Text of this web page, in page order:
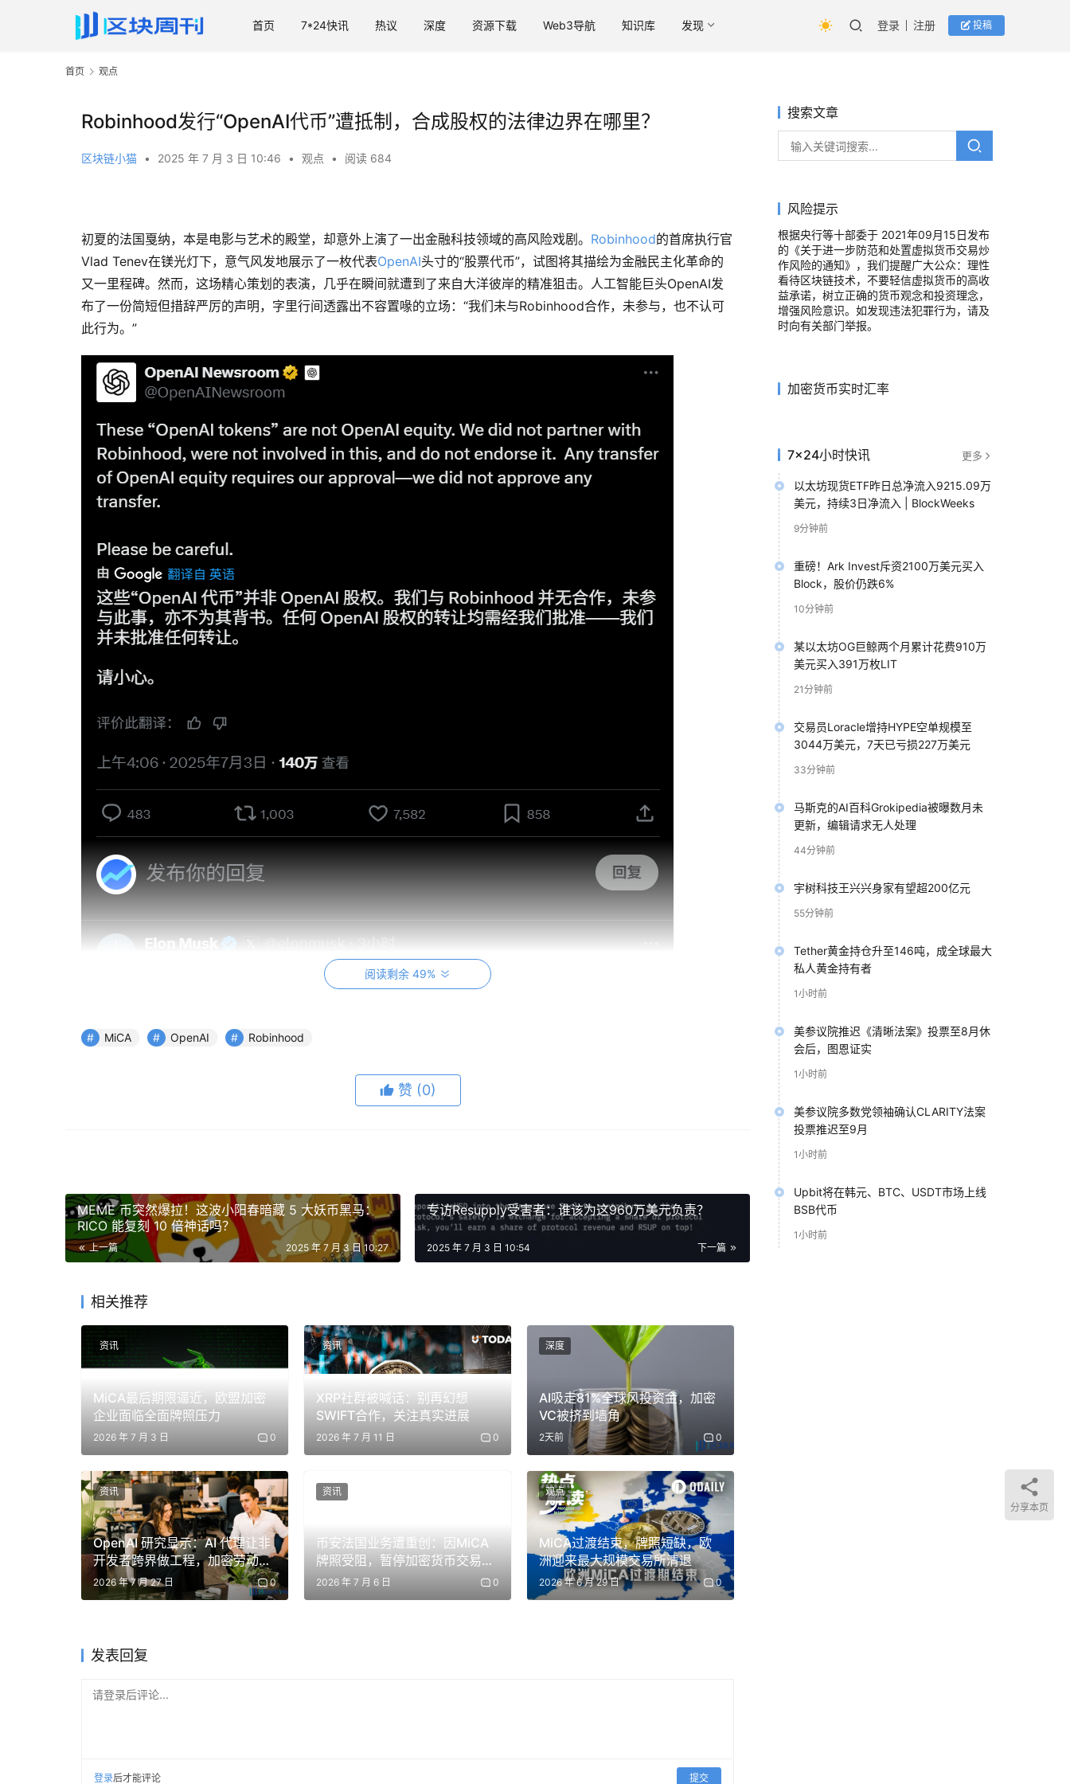
首页 7*24快讯 热议 深度 资源下载 Web3导航 知识库 发现 登录 注册 投稿
首页 观点
Robinhood发行“OpenAI代币”遭抵制，合成股权的法律边界在哪里？
区块链小猫 • 2025 年 7 月 3 日 10:46 • 观点 • 阅读 684
初夏的法国戛纳，本是电影与艺术的殿堂，却意外上演了一出金融科技领域的高风险戏剧。 Robinhood的首席执行官
Vlad Tenev在镁光灯下，意气风发地展示了一枚代表OpenAI头寸的“股票代币”，试图将其描绘为金融民主化革命的
又一里程碑。然而，这场精心策划的表演，几乎在瞬间就遭到了来自大洋彼岸的精准狙击。人工智能巨头OpenAI发
布了一份简短但措辞严厉的声明，字里行间透露出不容置喙的立场：“我们未与Robinhood合作，未参与，也不认可
此行为。”
这并非简单的公关口水战，而是一场深刻的、关乎金融世界底层逻辑的冲突。它标志着硅谷“快速行动，打破常规”的
的灰色地带，其核心并非技术本身，而是一场精心设计的、游走在法律边缘的实验。
“OpenAI代币”并非真正的股票。正如OpenAI在声明中精准指出的那样，“任何OpenAI股权的转让都需要我们的批
准”。这句看似平淡的话，实则点明了私募市场的核心规则。与任何人都能在公开市场买卖苹果或特斯拉股票不同，
非上市公司的股权转让受到严格的股东协议约束，任何交易都必须经过公司董事会的同意。这是一个封闭且高度管制
的“许可制”世界，旨在保护公司免受不必要干扰，并确保股东结构的稳定可控。
那么，Robinhood是如何绕开这道壁垒的呢？他们采用了一种经典的金融工程工具——特殊目的实体（SPV）。其运
债权的代币。因此，当一个欧洲用户购买这枚代币时，他得到的并非OpenAI的股东身份，而是对Robinhood所控制
的那个SPV的一份债权。这是一种合成衍生品，其本质是追踪OpenAI的估值变化，为投资者提供“经济敞口”，而非真
挑战私募股权的护城河
这种结构与在欧洲广受欢迎的差价合约（CFD）惊人地相似。正如迪拜加密货币交易所Freedx首席商务官Anton
Golub所言：“这只是一个包装……它不是真正的股权。”投资者购买的，实际上是一个追踪真实资产价格的衍生品合
约。这正是本次事件法律风险的第一个关键点：Robinhood正在进行一场豪赌，赌的是在法律上，“提供经济敞口”不
等于“转让股权”。如果这一逻辑成立，那么任何一家热门的私营公司，从SpaceX到Stripe，都可能在未经其许可的情
况下，被动地拥有一个在全球范围内交易的“合成股票”。这无疑是所有私营公司创始人和投资者最不愿看到的局面，
因为它从根本上挑战了他们对自己公司控制权和股东名册的掌控力。
他个人风格的评论：“Your ‘equity’ is fake”（你的“股权”是假的）。
表面上看，这似乎只是对Robinhood的嘲讽，附和了OpenAI的说法。但马斯克的真正高明之处，在于他给“equity”
头，显然也精准地对准了OpenAI本身。他仿佛在隔空喊话：“你们OpenAI有什么资格谈论真正的股权？你们自己如今
阅读剩余 49%
MiCA OpenAI Robinhood
赞 (0)
MEME 币突然爆拉！这波小阳春暗藏 5 大妖币黑马：
RICO 能复刻 10 倍神话吗？
上一篇 2025 年 7 月 3 日 10:27
专访Resupply受害者：谁该为这960万美元负责？
下一篇
2025 年 7 月 3 日 10:54
相关推荐
MiCA最后期限逼近，欧盟加密
企业面临全面牌照压力
2026 年 7 月 3 日 0
资讯
XRP社群被喊话：别再幻想
SWIFT合作，关注真实进展
2026 年 7 月 11 日 0
资讯
AI吸走81%全球风投资金，加密
VC被挤到墙角
2天前 0
深度
OpenAI 研究显示：AI 代理让非
开发者跨界做工程，加密劳动力
市场面临重构
2026 年 7 月 27 日 0
资讯
币安法国业务遭重创：因MiCA
牌照受阻，暂停加密货币交易服
务
2026 年 7 月 6 日 0
资讯
MiCA过渡结束，牌照短缺，欧
洲迎来最大规模交易所清退
2026 年 6 月 29 日 0
观点
发表回复
请登录后评论...
登录后才能评论 提交
搜索文章
风险提示
根据央行等十部委于 2021年09月15日发布
的《关于进一步防范和处置虚拟货币交易炒
作风险的通知》，我们提醒广大公众：理性
看待区块链技术，不要轻信虚拟货币的高收
益承诺，树立正确的货币观念和投资理念，
增强风险意识。如发现违法犯罪行为，请及
时向有关部门举报。
加密货币实时汇率
7×24小时快讯 更多
以太坊现货ETF昨日总净流入9215.09万
美元，持续3日净流入 | BlockWeeks
9分钟前
重磅！Ark Invest斥资2100万美元买入
Block，股价仍跌6%
10分钟前
某以太坊OG巨鲸两个月累计花费910万
美元买入391万枚LIT
21分钟前
交易员Loracle增持HYPE空单规模至
3044万美元，7天已亏损227万美元
33分钟前
马斯克的AI百科Grokipedia被曝数月未
更新，编辑请求无人处理
44分钟前
宇树科技王兴兴身家有望超200亿元
55分钟前
Tether黄金持仓升至146吨，成全球最大
私人黄金持有者
1小时前
美参议院推迟《清晰法案》投票至8月休
会后，图恩证实
1小时前
美参议院多数党领袖确认CLARITY法案
投票推迟至9月
1小时前
Upbit将在韩元、BTC、USDT市场上线
BSB代币
1小时前
分享本页